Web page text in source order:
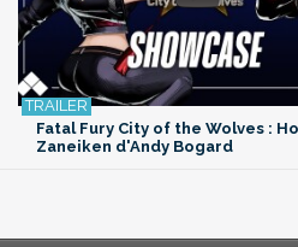
Fatal Fury City of the Wolves :
Zaneiken d'Andy Bogard